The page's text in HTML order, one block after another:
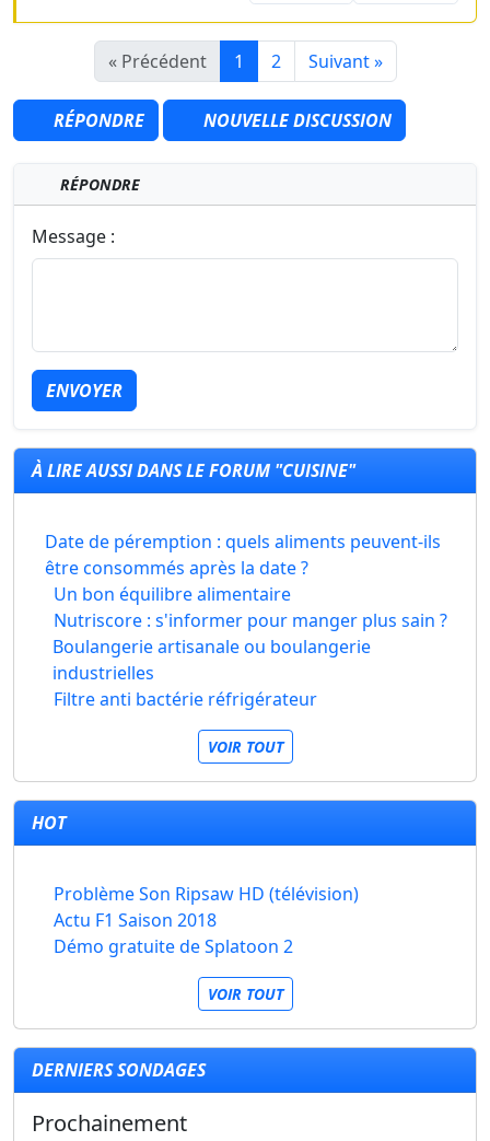
« Précédent 1 2 Suivant »
RÉPONDRE NOUVELLE DISCUSSION
RÉPONDRE
Message :
ENVOYER
À LIRE AUSSI DANS LE FORUM "CUISINE"
Date de péremption : quels aliments peuvent-ils
être consommés après la date ?
Un bon équilibre alimentaire
Nutriscore : s'informer pour manger plus sain ?
Boulangerie artisanale ou boulangerie
industrielles
Filtre anti bactérie réfrigérateur
VOIR TOUT
HOT
Problème Son Ripsaw HD (télévision)
Actu F1 Saison 2018
Démo gratuite de Splatoon 2
VOIR TOUT
DERNIERS SONDAGES
Prochainement